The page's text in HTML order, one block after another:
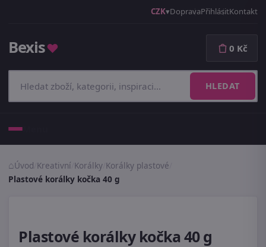
CZK DopravaPřihlásitKontakt
Bexis♥
HLEDAT
0 Kč
Úvod Kreativní Korálky Korálky plastové
Plastové korálky kočka 40 g
Plastové korálky kočka 40 g